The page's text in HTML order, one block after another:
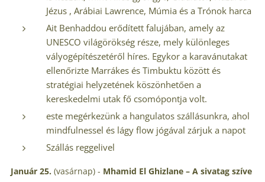
Jézus , Arábiai Lawrence, Múmia és a Trónok harca
Ait Benhaddou erődített falujában, amely az
UNESCO világörökség része, mely különleges
vályogépítészetéről híres. Egykor a karavánutakat
ellenőrizte Marrákes és Timbuktu között és
stratégiai helyzetének köszönhetően a
kereskedelmi utak fő csomópontja volt.
este megérkezünk a hangulatos szállásunkra, ahol
mindfulnessel és lágy flow jógával zárjuk a napot
Szállás reggelivel
Január 25. (vasárnap) - Mhamid El Ghizlane – A sivatag szíve